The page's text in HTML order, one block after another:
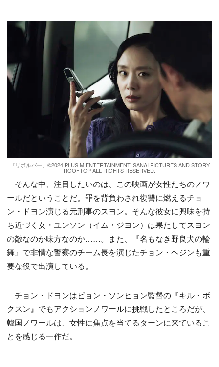
『リボルバー』©2024 PLUS M ENTERTAINMENT, SANAI PICTURES AND STORY
ROOFTOP ALL RIGHTS RESERVED.
そんな中、注目したいのは、この映画が女性たちのノワ
ールだということだ。罪を背負わされ復讐に燃えるチョ
ン・ドヨン演じる元刑事のスヨン。そんな彼女に興味を持
ち近づく女・ユンソン（イム・ジヨン）は果たしてスヨン
の敵なのか味方なのか……。また、『名もなき野良犬の輪
舞』で非情な警察のチーム長を演じたチョン・ヘジンも重
要な役で出演している。
チョン・ドヨンはビョン・ソンヒョン監督の『キル・ボ
クスン』でもアクションノワールに挑戦したところだが、
韓国ノワールは、女性に焦点を当てるターンに来ているこ
とを感じる一作だ。